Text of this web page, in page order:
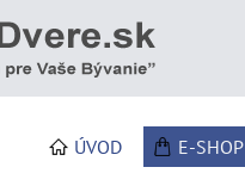
ÚVOD E-SHOP